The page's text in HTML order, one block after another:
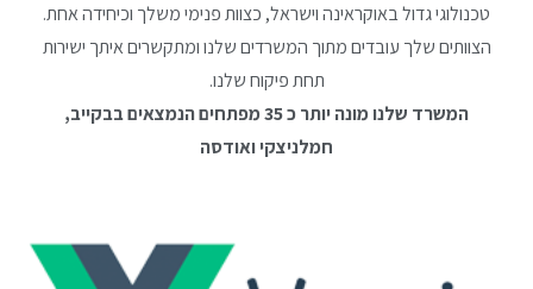
טכנולוגי גדול באוקראינה וישראל, כצוות פנימי משלך וכיחידה אחת.
הצוותים שלך עובדים מתוך המשרדים שלנו ומתקשרים איתך ישירות
תחת פיקוח שלנו.
המשרד שלנו מונה יותר כ 35 מפתחים הנמצאים בבקייב,
חמלניצקי ואודסה